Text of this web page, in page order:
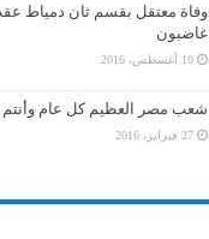
وفاة معتقل بقسم ثان دمياط
غاضبون
10 أغسطس، 2016
شعب مصر العظيم كل عام وأنتم
27 فبراير، 2016